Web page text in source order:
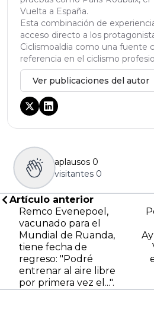
Vuelta a España.
Esta combinación de
acceso directo a los
Ciclismoaldia como una fuente
referencia en el ciclismo
Ver publicaciones del autor
aplausos 0
visitantes 0
Artículo anterior
Remco Evenepoel,
vacunado para el
Mundial de Ruanda,
tiene fecha de
regreso: "Podré
entrenar al aire libre
por primera vez el...".